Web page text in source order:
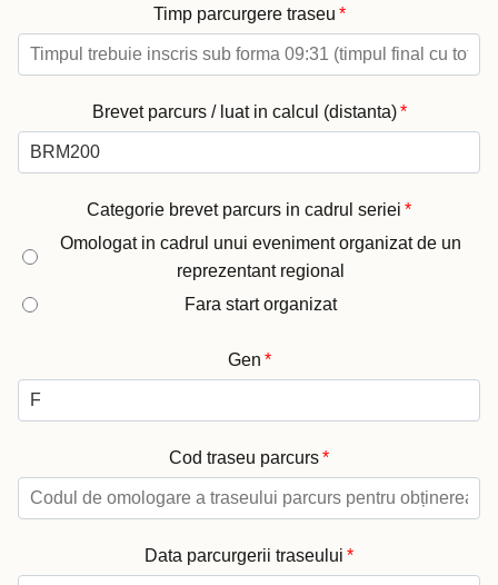
Timp parcurgere traseu *
Brevet parcurs / luat in calcul (distanta) *
Categorie brevet parcurs in cadrul seriei *
Omologat in cadrul unui eveniment organizat de un
reprezentant regional
Fara start organizat
Gen *
Cod traseu parcurs*
Data parcurgerii traseului *